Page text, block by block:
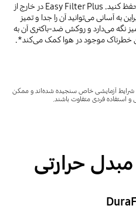
با تلاش کمتر، کارآیی کولر گازی خود را حفظ کنید. Easy Filter Plus در خارج از
به آسانی می‌توانید آن را جدا و تمیز
نگه می‌دارد و روکش ضد-باکتری آن به
خطرناک موجود در هوا کمک می‌کند*.
شرایط آزمایشی خاص سنجیده شده‌اند و ممکن
فردی متفاوت باشند.
حرارتی